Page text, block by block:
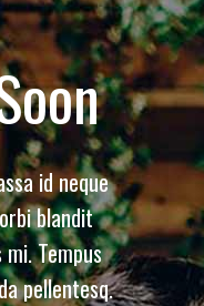
id neque
blandit
Tempus
pellentesq.